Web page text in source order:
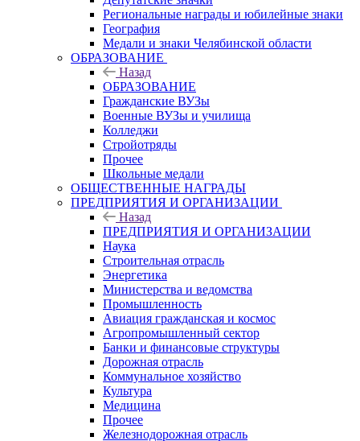
Региональные награды и юбилейные знаки
География
Медали и знаки Челябинской области
ОБРАЗОВАНИЕ
Назад
ОБРАЗОВАНИЕ
Гражданские ВУЗы
Военные ВУЗы и училища
Колледжи
Стройотряды
Прочее
Школьные медали
ОБЩЕСТВЕННЫЕ НАГРАДЫ
ПРЕДПРИЯТИЯ И ОРГАНИЗАЦИИ
Назад
ПРЕДПРИЯТИЯ И ОРГАНИЗАЦИИ
Наука
Строительная отрасль
Энергетика
Министерства и ведомства
Промышленность
Авиация гражданская и космос
Агропромышленный сектор
Банки и финансовые структуры
Дорожная отрасль
Коммунальное хозяйство
Культура
Медицина
Прочее
Железнодорожная отрасль